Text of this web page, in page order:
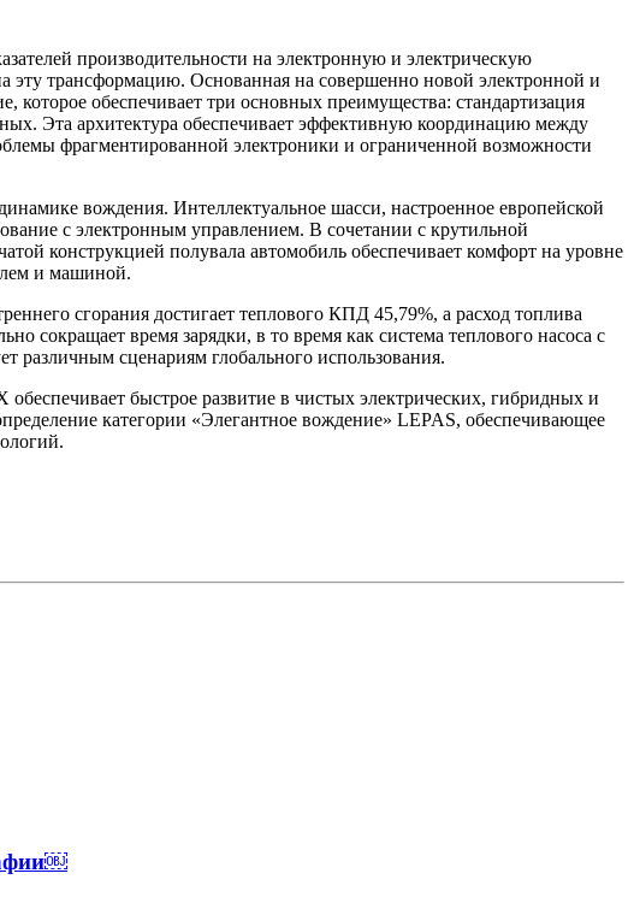
производительности на электронную и электрическую
эту трансформацию. Основанная на совершенно новой электронной и
которое обеспечивает три основных преимущества: стандартизация
Эта архитектура обеспечивает эффективную координацию между
фрагментированной электроники и ограниченной возможности
вождения. Интеллектуальное шасси, настроенное европейской
с электронным управлением. В сочетании с крутильной
конструкцией полувала автомобиль обеспечивает комфорт на уровне
и машиной.
сгорания достигает теплового КПД 45,79%, а расход топлива
сокращает время зарядки, в то время как система теплового насоса с
различным сценариям глобального использования.
быстрое развитие в чистых электрических, гибридных и
категории «Элегантное вождение» LEPAS, обеспечивающее